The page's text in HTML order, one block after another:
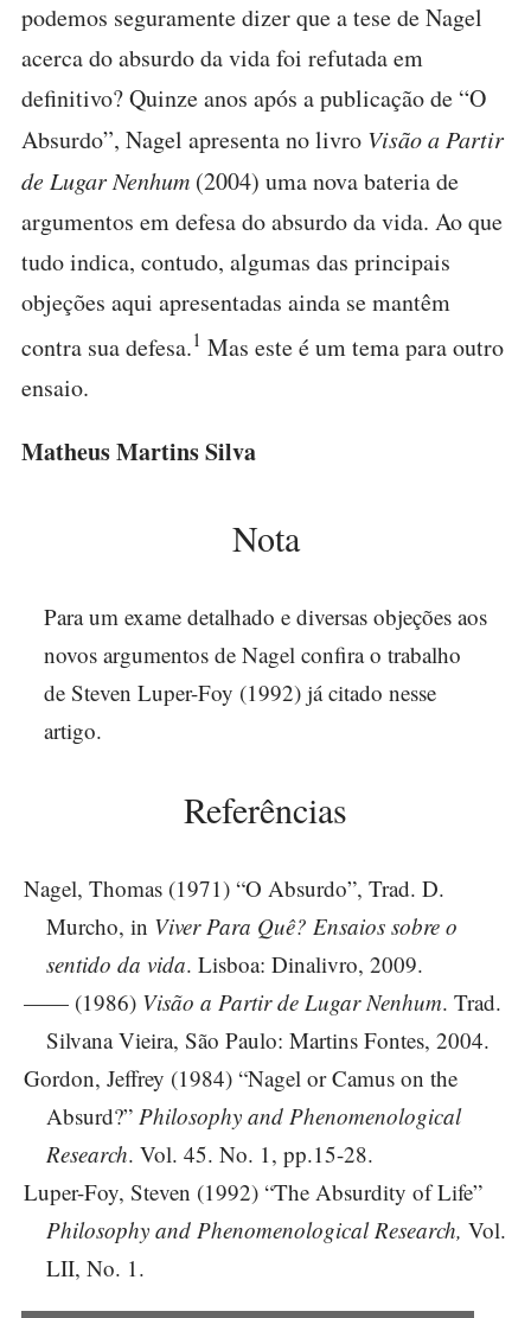
podemos seguramente dizer que a tese de Nagel
acerca do absurdo da vida foi refutada em
definitivo? Quinze anos após a publicação de “O
Absurdo”, Nagel apresenta no livro Visão a Partir
de Lugar Nenhum (2004) uma nova bateria de
argumentos em defesa do absurdo da vida. Ao que
tudo indica, contudo, algumas das principais
objeções aqui apresentadas ainda se mantêm
contra sua defesa.1 Mas este é um tema para outro
ensaio.
Matheus Martins Silva
Nota
Para um exame detalhado e diversas objeções aos
novos argumentos de Nagel confira o trabalho
de Steven Luper-Foy (1992) já citado nesse
artigo.
Referências
Nagel, Thomas (1971) “O Absurdo”, Trad. D.
Murcho, in Viver Para Quê? Ensaios sobre o
sentido da vida. Lisboa: Dinalivro, 2009.
—— (1986) Visão a Partir de Lugar Nenhum. Trad.
Silvana Vieira, São Paulo: Martins Fontes, 2004.
Gordon, Jeffrey (1984) “Nagel or Camus on the
Absurd?” Philosophy and Phenomenological
Research. Vol. 45. No. 1, pp.15-28.
Luper-Foy, Steven (1992) “The Absurdity of Life”
Philosophy and Phenomenological Research, Vol.
LII, No. 1.